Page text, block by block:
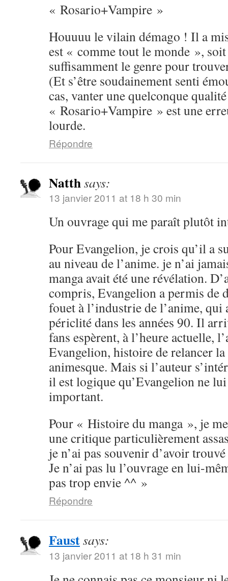
« Rosario+Vampire »
Houuuu le vilain démago ! Il a
est « comme tout le monde »,
suffisamment le genre pour
(Et s’être soudainement senti
cas, vanter une quelconque
« Rosario+Vampire » est une
lourde.
Répondre
Natthsays:
13 janvier 2011 at 18 h 30 min
Un ouvrage qui me paraît plutôt
Pour Evangelion, je crois qu’il a
au niveau de l’anime. je n’ai
manga avait été une révélation.
compris, Evangelion a permis de
fouet à l’industrie de l’anime,
périclité dans les années 90. Il
fans espèrent, à l’heure actuelle,
Evangelion, histoire de relancer
animesque. Mais si l’auteur
il est logique qu’Evangelion ne
important.
Pour « Histoire du manga », je
une critique particulièrement
je n’ai pas souvenir d’avoir
Je n’ai pas lu l’ouvrage en lui-
pas trop envie ^^ »
Répondre
Faustsays:
13 janvier 2011 at 18 h 31 min